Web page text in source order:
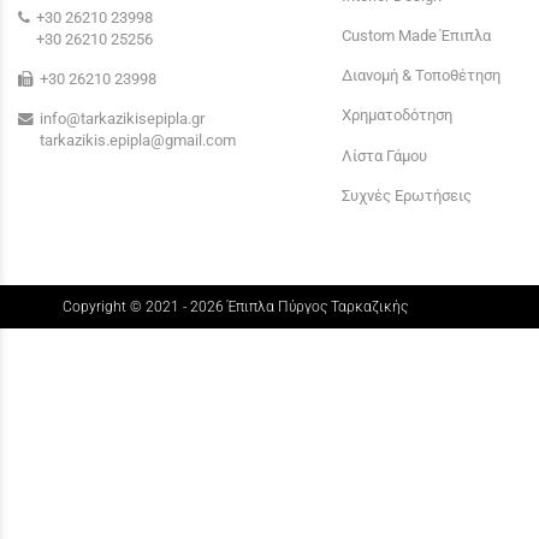
+30 26210 23998
+30 26210 25256
+30 26210 23998
info@tarkazikisepipla.gr
tarkazikis.epipla@gmail.com
Custom Made Έπιπλα
Διανομή & Τοποθέτηση
Χρηματοδότηση
Λίστα Γάμου
Συχνές Ερωτήσεις
Copyright © 2021 - 2026 Έπιπλα Πύργος Ταρκαζικής